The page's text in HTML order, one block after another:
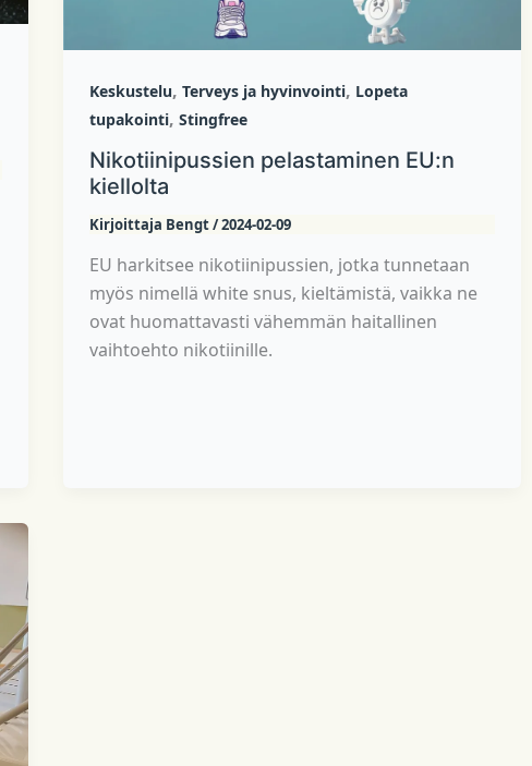
Keskustelu, Terveys ja hyvinvointi, Lopeta
tupakointi, Stingfree
Nikotiinipussien pelastaminen EU:n
kiellolta
Kirjoittaja Bengt/2024-02-09
EU harkitsee nikotiinipussien, jotka tunnetaan
myös nimellä white snus, kieltämistä, vaikka ne
ovat huomattavasti vähemmän haitallinen
vaihtoehto nikotiinille.